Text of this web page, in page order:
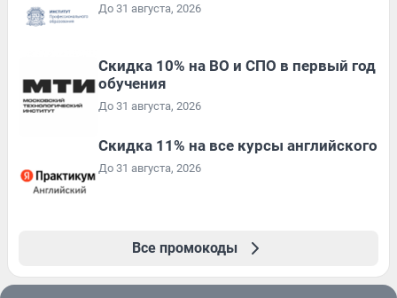
До 31 августа, 2026
Скидка 10% на ВО и СПО в первый год
обучения
До 31 августа, 2026
Скидка 11% на все курсы английского
До 31 августа, 2026
Все промокоды